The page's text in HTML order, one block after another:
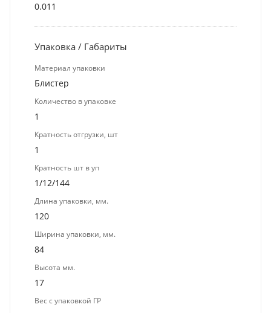
0.011
Упаковка / Габариты
Материал упаковки
Блистер
Количество в упаковке
1
Кратность отгрузки, шт
1
Кратность шт в уп
1/12/144
Длина упаковки, мм.
120
Ширина упаковки, мм.
84
Высота мм.
17
Вес с упаковкой ГР